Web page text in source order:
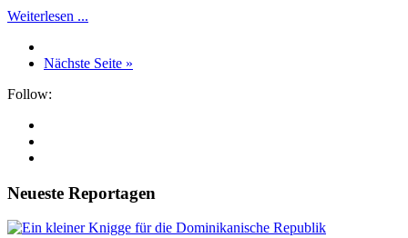
Weiterlesen ...
Nächste Seite »
Follow:
Neueste Reportagen